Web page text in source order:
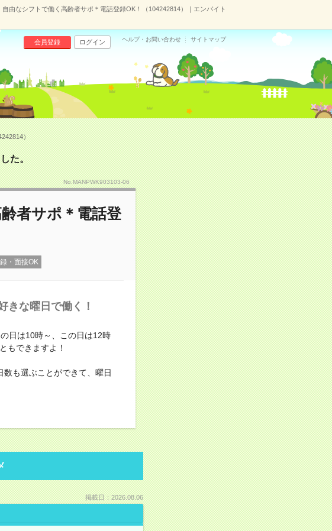
自由なシフトで働く高齢者サポ＊電話登録OK！（104242814）｜エンバイト
会員登録 ログイン ヘルプ・お問い合わせ サイトマップ
）
た。
No.MANPWK903103-06
者サポ＊電話登
・面接OK
きな曜日で働く！
日は10時～、この日は12時
もできますよ！
数も選ぶことができて、曜日
掲載日：2026.08.06